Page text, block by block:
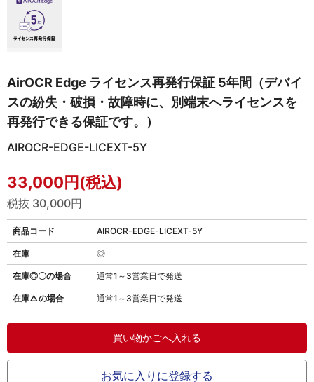
AirOCR Edge ライセンス再発行保証 5年間（デバイ
スの紛失・破損・故障時に、別端末へライセンスを
再発行できる保証です。）
AIROCR-EDGE-LICEXT-5Y
33,000円(税込)
税抜 30,000円
商品コード AIROCR-EDGE-LICEXT-5Y
在庫◎〇の場合 通常1～3営業日で発送
在庫△の場合 通常1～3営業日で発送
在庫 ◎
お気に入りに登録する